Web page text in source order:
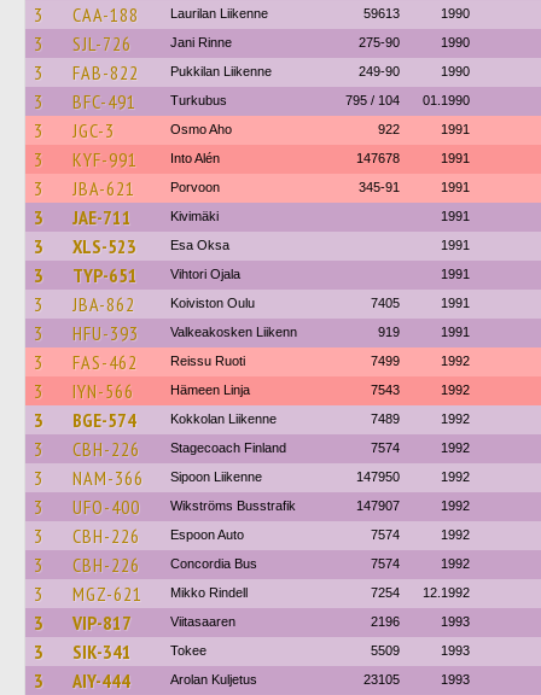
3 CAA-188 Laurilan Liikenne 59613 1990
3 SJL-726 Jani Rinne 275-90 1990
3 FAB-822 Pukkilan Liikenne 249-90 1990
3 BFC-491 Turkubus 795 / 104 01.1990
3 JGC-3 Osmo Aho 922 1991
3 KYF-991 Into Alén 147678 1991
3 JBA-621 Porvoon 345-91 1991
3 JAE-711 Kivimäki 1991
3 XLS-523 Esa Oksa 1991
3 TYP-651 Vihtori Ojala 1991
3 JBA-862 Koiviston Oulu 7405 1991
3 HFU-393 Valkeakosken Liikenn 919 1991
3 FAS-462 Reissu Ruoti 7499 1992
3 IYN-566 Hämeen Linja 7543 1992
3 BGE-574 Kokkolan Liikenne 7489 1992
3 CBH-226 Stagecoach Finland 7574 1992
3 NAM-366 Sipoon Liikenne 147950 1992
3 UFO-400 Wikströms Busstrafik 147907 1992
3 CBH-226 Espoon Auto 7574 1992
3 CBH-226 Concordia Bus 7574 1992
3 MGZ-621 Mikko Rindell 7254 12.1992
3 VIP-817 Viitasaaren 2196 1993
3 SIK-341 Tokee 5509 1993
3 AIY-444 Arolan Kuljetus 23105 1993